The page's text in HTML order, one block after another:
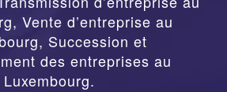
Vente d’entreprise au
Succession et
des entreprises au
Luxembourg.